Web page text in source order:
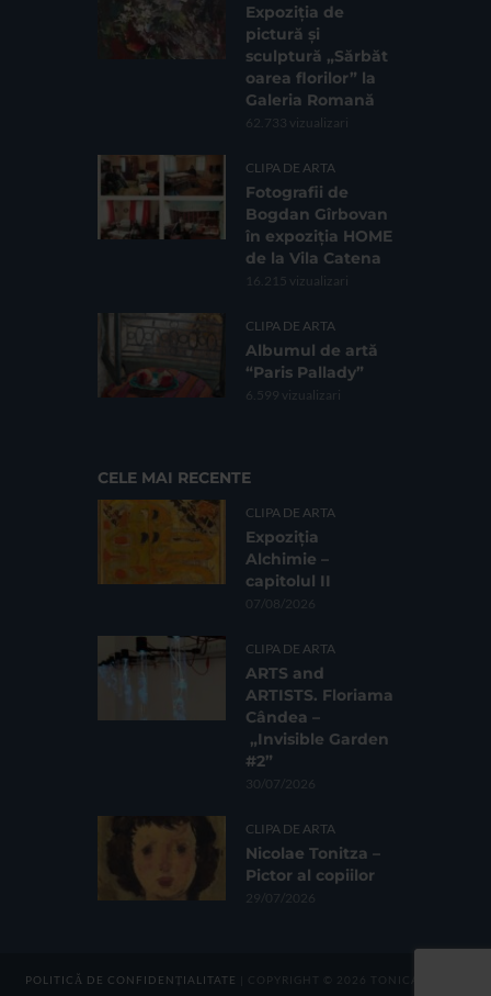
Expoziția de
pictură și
sculptură „Sărbăt
oarea florilor” la
Galeria Romană
62.733 vizualizari
CLIPA DE ARTA
Fotografii de
Bogdan Gîrbovan
în expoziția HOME
de la Vila Catena
16.215 vizualizari
CLIPA DE ARTA
Albumul de artă
“Paris Pallady”
6.599 vizualizari
CELE MAI RECENTE
CLIPA DE ARTA
Expoziția
Alchimie –
capitolul II
07/08/2026
CLIPA DE ARTA
ARTS and
ARTISTS. Floriama
Cândea –
„Invisible Garden
#2”
30/07/2026
CLIPA DE ARTA
Nicolae Tonitza –
Pictor al copiilor
29/07/2026
POLITICĂ DE CONFIDENȚIALITATE | COPYRIGHT © 2026 TONICA GROUP